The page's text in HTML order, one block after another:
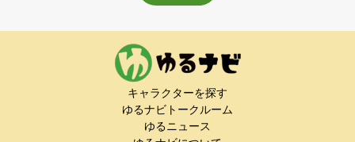
キャラクターを探す
ゆるナビトークルーム
ゆるニュース